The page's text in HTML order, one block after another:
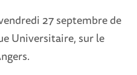
27 septembre de
Universitaire, sur le